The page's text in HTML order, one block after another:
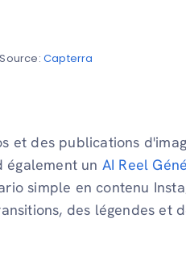
Source:Capterra
et des publications
également un AI Reel
simple en contenu
des légendes et